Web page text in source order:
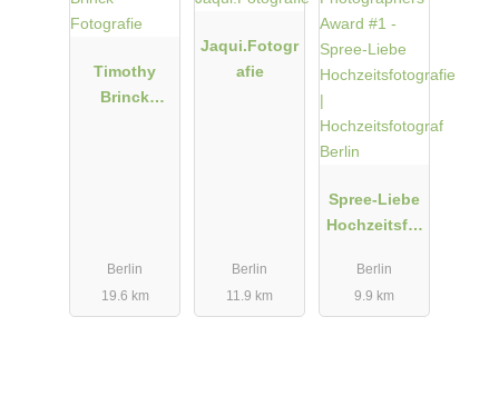
Timothy
Brinck
Berlin
19.6 km
Jaqui.Fotogr
afie
Berlin
11.9 km
Spree-Liebe
Hochzeitsfot
Hochzeitsfot
ograf Berlin
Berlin
9.9 km